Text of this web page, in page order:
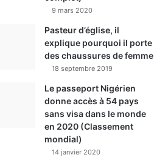
9 mars 2020
Pasteur d’église, il
explique pourquoi il porte
des chaussures de femme
18 septembre 2019
Le passeport Nigérien
donne accès à 54 pays
sans visa dans le monde
en 2020 (Classement
mondial)
14 janvier 2020